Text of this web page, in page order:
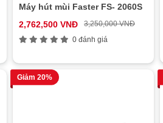
Máy hút mùi Faster FS- 2060S
2,762,500 VNĐ
3,250,000 VNĐ
0 đánh giá
Giảm 20%